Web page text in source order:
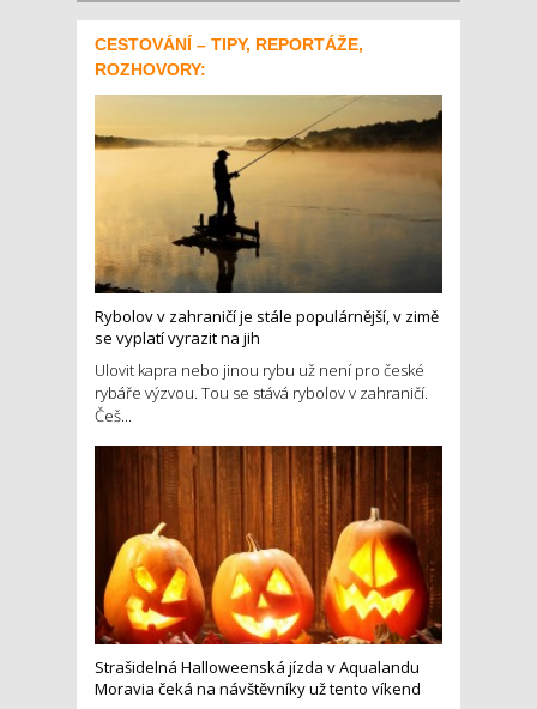
CESTOVÁNÍ – TIPY, REPORTÁŽE,
ROZHOVORY:
Rybolov v zahraničí je stále populárnější, v zimě
se vyplatí vyrazit na jih
Ulovit kapra nebo jinou rybu už není pro české
rybáře výzvou. Tou se stává rybolov v zahraničí.
Češ...
Strašidelná Halloweenská jízda v Aqualandu
Moravia čeká na návštěvníky už tento víkend